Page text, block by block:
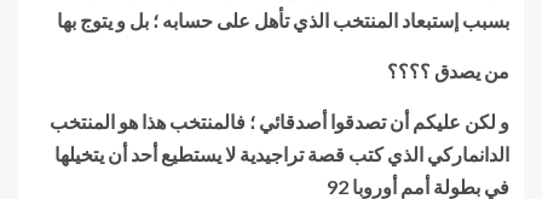
بسبب إستبعاد المنتخب الذي تأهل على حسابه ؛ بل و يتوج بها
من يصدق ؟؟؟؟
و لكن عليكم أن تصدقوا أصدقائي ؛ فالمنتخب هذا هو المنتخب
الدانماركي الذي كتب قصة تراجيدية لا يستطيع أحد أن يتخيلها
في بطولة أمم أوروبا 92